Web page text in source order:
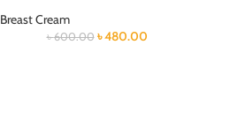
Breast Cream
৳600.00 ৳480.00